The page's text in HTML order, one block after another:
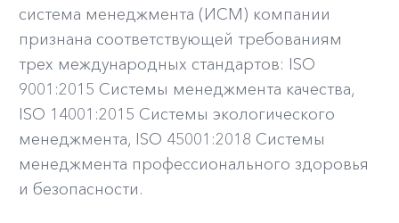
система менеджмента (ИСМ) компании
признана соответствующей требованиям
трех международных стандартов: ISO
9001:2015 Системы менеджмента качества,
ISO 14001:2015 Системы экологического
менеджмента, ISO 45001:2018 Системы
менеджмента профессионального здоровья
и безопасности.